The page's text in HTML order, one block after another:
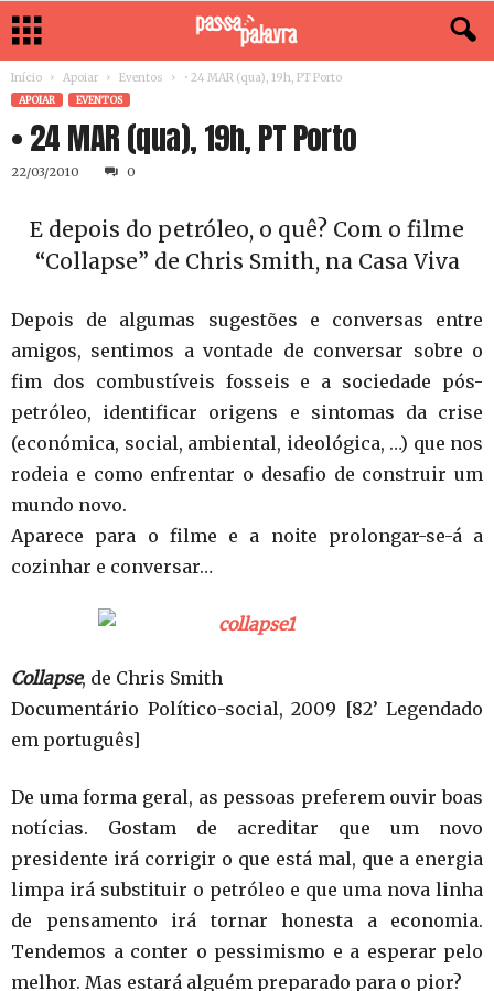
Início Apoiar Eventos • 24 MAR (qua), 19h, PT Porto
APOIAR EVENTOS
• 24 MAR (qua), 19h, PT Porto
22/03/2010 0
E depois do petróleo, o quê? Com o filme
“Collapse” de Chris Smith, na Casa Viva
Depois de algumas sugestões e conversas entre
amigos, sentimos a vontade de conversar sobre o
fim dos combustíveis fosseis e a sociedade pós-
petróleo, identificar origens e sintomas da crise
(económica, social, ambiental, ideológica, …) que nos
rodeia e como enfrentar o desafio de construir um
mundo novo.
Aparece para o filme e a noite prolongar-se-á a
cozinhar e conversar…
Collapse, de Chris Smith
Documentário Político-social, 2009 [82’ Legendado
em português]
De uma forma geral, as pessoas preferem ouvir boas
notícias. Gostam de acreditar que um novo
presidente irá corrigir o que está mal, que a energia
limpa irá substituir o petróleo e que uma nova linha
de pensamento irá tornar honesta a economia.
Tendemos a conter o pessimismo e a esperar pelo
melhor. Mas estará alguém preparado para o pior?